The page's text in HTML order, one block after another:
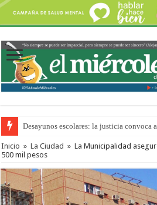
Desayunos escolares: la justicia convoca
Inicio » La Ciudad » La Municipalidad
500 mil pesos